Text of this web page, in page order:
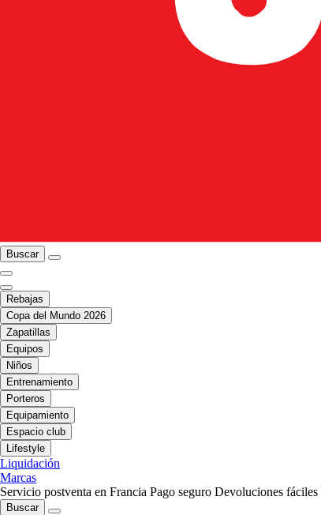
Buscar
Rebajas
Copa del Mundo 2026
Zapatillas
Equipos
Niños
Entrenamiento
Porteros
Equipamiento
Espacio club
Lifestyle
Liquidación
Marcas
Servicio postventa en Francia Pago seguro Devoluciones fáciles
Buscar